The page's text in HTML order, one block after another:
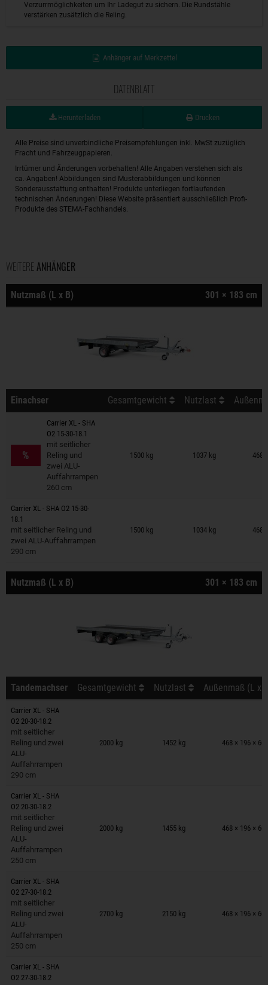
Verzurrmöglichkeiten um Ihr Ladegut zu sichern. Die Rundstähle
verstärken zusätzlich die Reling.
Anhänger auf Merkzettel
DATENBLATT
Herunterladen Drucken
Alle Preise sind unverbindliche Preisempfehlungen inkl. MwSt zuzüglich
Fracht und Fahrzeugpapieren.
Irrtümer und Änderungen vorbehalten! Alle Angaben verstehen sich als
ca.-Angaben! Abbildungen sind Musterabbildungen und können
Sonderausstattung enthalten! Produkte unterliegen fortlaufenden
technischen Änderungen! Diese Website präsentiert ausschließlich Profi-
Produkte des STEMA-Fachhandels.
WEITERE ANHÄNGER
Nutzmaß (L x B) 301 × 183 cm
Einachser Gesamtgewicht Nutzlast
%
Carrier XL - SHA
O2 15-30-18.1
mit seitlicher
Reling und
zwei ALU-
Auffahrrampen
260 cm
1500 kg 1037 kg 468
Anhänger auf Merkzettel
Carrier XL - SHA O2 15-30-
18.1
mit seitlicher Reling und
zwei ALU-Auffahrrampen
290 cm
1500 kg 1034 kg 468
Anhänger auf Merkzettel
Nutzmaß (L x B) 301 × 183 cm
Tandemachser Gesamtgewicht Nutzlast Außenmaß (L x
Carrier XL - SHA
O2 20-30-18.2
mit seitlicher
Reling und zwei
ALU-
Auffahrrampen
290 cm
2000 kg 1452 kg 468 × 196 × 60
Anhänger auf Merkzettel
Carrier XL - SHA
O2 20-30-18.2
mit seitlicher
Reling und zwei
ALU-
Auffahrrampen
250 cm
2000 kg 1455 kg 468 × 196 × 60
Anhänger auf Merkzettel
Carrier XL - SHA
O2 27-30-18.2
mit seitlicher
Reling und zwei
ALU-
Auffahrrampen
250 cm
2700 kg 2150 kg 468 × 196 × 60
Anhänger auf Merkzettel
Carrier XL - SHA
O2 27-30-18.2